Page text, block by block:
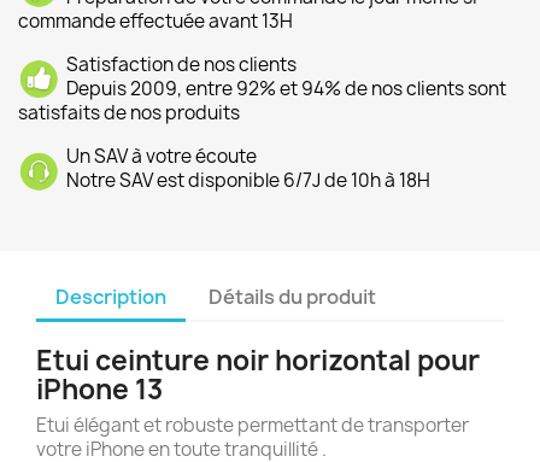
commande effectuée avant 13H
Satisfaction de nos clients
Depuis 2009, entre 92% et 94% de nos clients sont
satisfaits de nos produits
Un SAV à votre écoute
Notre SAV est disponible 6/7J de 10h à 18H
Description Détails du produit
Etui ceinture noir horizontal pour
iPhone 13
Etui élégant et robuste permettant de transporter
votre iPhone en toute tranquillité .